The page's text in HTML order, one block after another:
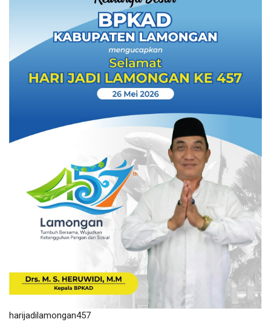
harijadilamongan457